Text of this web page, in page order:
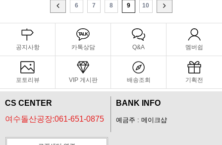
6 7 8 9 10
공지사항 카톡상담 Q&A 멤버쉽
포토리뷰 VIP 게시판 배송조회 기획전
CS CENTER
여수돌산공장:061-651-0875
BANK INFO
예금주 : 메이크샵